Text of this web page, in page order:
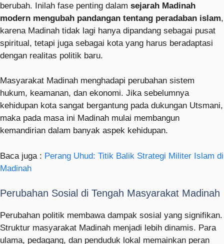
berubah. Inilah fase penting dalam sejarah Madinah
modern mengubah pandangan tentang peradaban islam,
karena Madinah tidak lagi hanya dipandang sebagai pusat
spiritual, tetapi juga sebagai kota yang harus beradaptasi
dengan realitas politik baru.
Masyarakat Madinah menghadapi perubahan sistem
hukum, keamanan, dan ekonomi. Jika sebelumnya
kehidupan kota sangat bergantung pada dukungan Utsmani,
maka pada masa ini Madinah mulai membangun
kemandirian dalam banyak aspek kehidupan.
Baca juga : Perang Uhud: Titik Balik Strategi Militer Islam di
Madinah
Perubahan Sosial di Tengah Masyarakat Madinah
Perubahan politik membawa dampak sosial yang signifikan.
Struktur masyarakat Madinah menjadi lebih dinamis. Para
ulama, pedagang, dan penduduk lokal memainkan peran